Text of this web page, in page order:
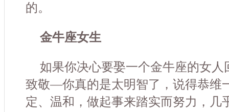
的。
金牛座女生
如果你决心要娶一个金牛座的女人
致敬—你真的是太明智了，说得恭维
定、温和，做起事来踏实而努力，几